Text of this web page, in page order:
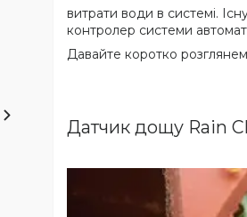
витрати води в системі.
контролер системи
Давайте коротко
Датчик дощу Rain